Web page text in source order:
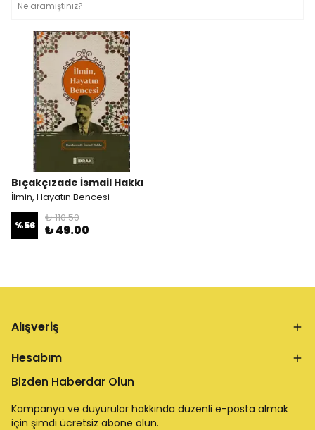
Bıçakçızade İsmail Hakkı
İlmin, Hayatın Bencesi
%56
₺ 110.50
₺ 49.00
Alışveriş
Hesabım
Bizden Haberdar Olun
Kampanya ve duyurular hakkında düzenli e-posta almak
için şimdi ücretsiz abone olun.